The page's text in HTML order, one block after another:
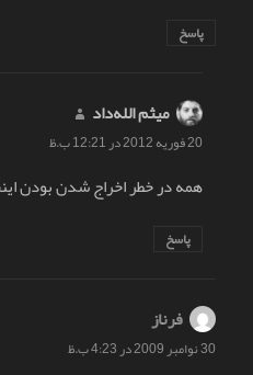
پاسخ
میثم الله‌داد
20 فوریه 2012 در 12:21 ب.ظ
همه در خطر اخراج شدن بودن
پاسخ
فرناز
30 نوامبر 2009 در 4:23 ب.ظ